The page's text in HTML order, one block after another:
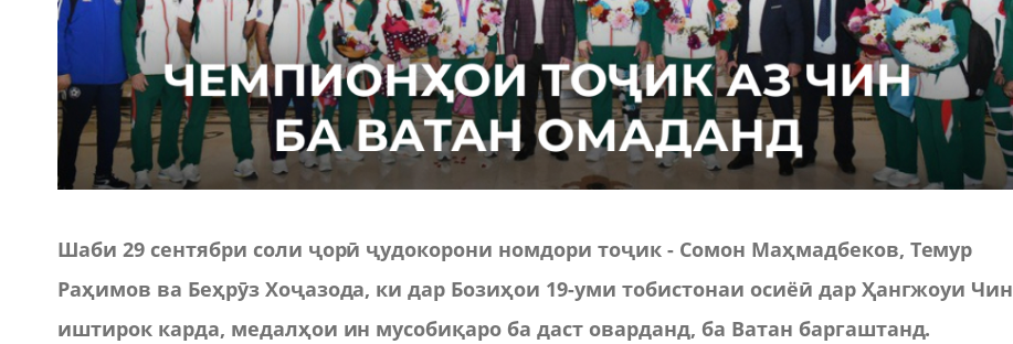
Шаби 29 сентябри соли ҷорӣ ҷудокорони номдори тоҷик - Сомон Маҳмадбеков, Темур
Раҳимов ва Беҳрӯз Хоҷазода, ки дар Бозиҳои 19-уми тобистонаи осиёӣ дар Ҳангжоуи Чин
иштирок карда, медалҳои ин мусобиқаро ба даст оварданд, ба Ватан баргаштанд.